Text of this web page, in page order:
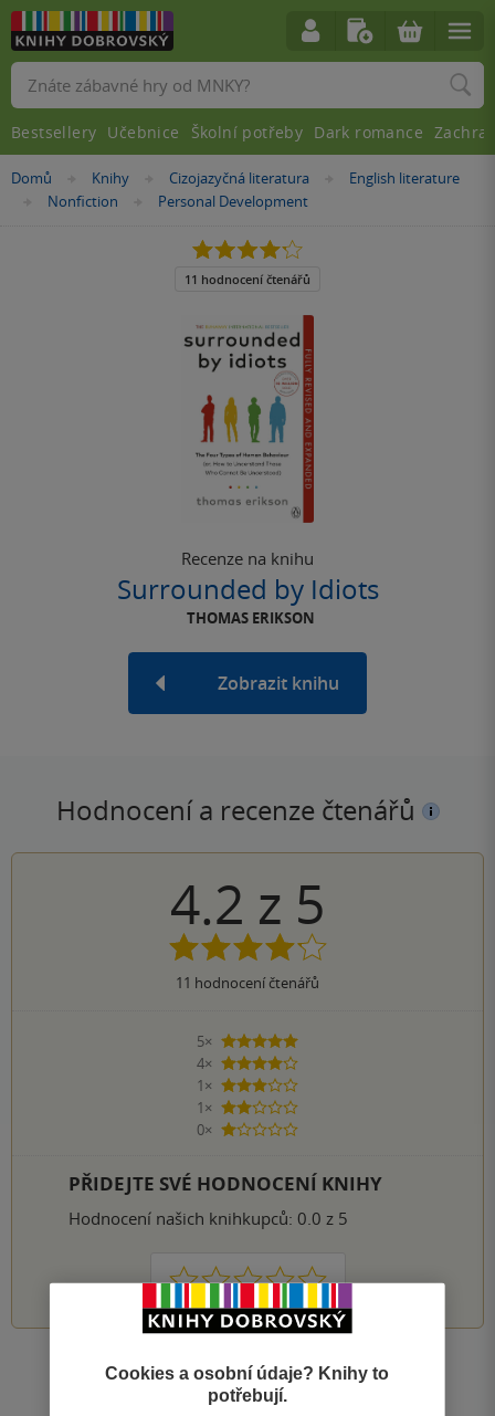
Nacházíte
Domů »Knihy »Cizojazyčná literatura »
English literature
»
Nonfiction »Personal Development
Recenze na knihu
Surrounded by Idiots
THOMAS ERIKSON
Zobrazit knihu
4.2
z
5
11 hodnocení čtenářů
Hodnocení a recenze čtenářů
4.2 z 5
11 hodnocení čtenářů
5×
5 hvězdiček
4×
4 hvězdičky
1×
3 hvězdičky
1×
2 hvězdičky
0×
1 hvezdička
PŘIDEJTE SVÉ HODNOCENÍ KNIHY
Hodnocení našich knihkupců: 0.0 z 5
1 2 3 4 5
Nahoru
Zobrazeno 20 z 20
Vyhledávání
Bestsellery Učebnice Školní potřeby Dark romance
Cookies a osobní údaje? Knihy to
potřebují.